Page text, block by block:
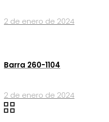
2 de enero de 2024
Barra 260-1104
2 de enero de 2024